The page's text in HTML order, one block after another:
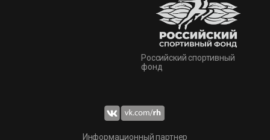
Российский спортивный
фонд
Информационный партнер